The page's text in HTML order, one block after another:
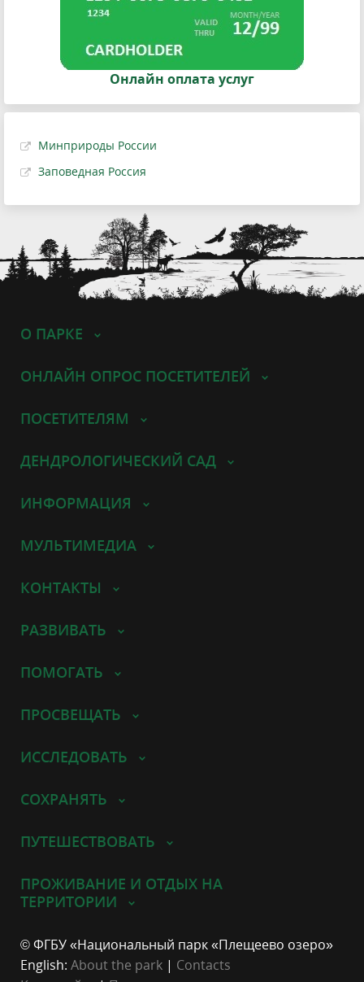
Онлайн оплата услуг
Минприроды России
Заповедная Россия
О ПАРКЕ
ОНЛАЙН ОПРОС ПОСЕТИТЕЛЕЙ
ПОСЕТИТЕЛЯМ
ДЕНДРОЛОГИЧЕСКИЙ САД
ИНФОРМАЦИЯ
МУЛЬТИМЕДИА
КОНТАКТЫ
РАЗВИВАТЬ
ПОМОГАТЬ
ПРОСВЕЩАТЬ
ИССЛЕДОВАТЬ
СОХРАНЯТЬ
ПУТЕШЕСТВОВАТЬ
ПРОЖИВАНИЕ И ОТДЫХ НА
ТЕРРИТОРИИ
© ФГБУ «Национальный парк «Плещеево озеро»
English: About the park | Contacts